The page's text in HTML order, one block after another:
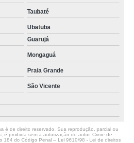
Taubaté
Ubatuba
Guarujá
Mongaguá
Praia Grande
São Vicente
é de direito reservado. Sua reprodução, parcial ou
é proibida sem a autorização do autor. Crime de
184 do Código Penal – Lei 9610/98 - Lei de direitos